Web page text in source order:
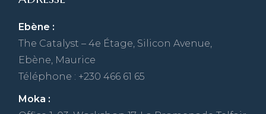
Ebène :
The Catalyst – 4e Étage, Silicon Avenue,
Ebène, Maurice
Téléphone : +230 466 61 65
Moka :